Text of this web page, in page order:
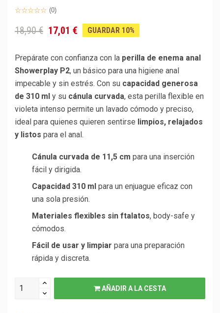
(0)
18,90 € 17,01 € GUARDAR 10%
Prepárate con confianza con la perilla de enema anal
Showerplay P2, un básico para una higiene anal
impecable y sin estrés. Con su capacidad generosa
de 310 ml y su cánula curvada, esta perilla flexible en
violeta intenso permite un lavado cómodo y preciso,
ideal para quienes quieren sentirse limpios, relajados
y listos para el anal.
Cánula curvada de 11,5 cm para una inserción
fácil y dirigida.
Capacidad 310 ml para un enjuague eficaz con
una sola presión.
Materiales flexibles sin ftalatos, body-safe y
cómodos.
Fácil de usar y limpiar para una preparación
rápida y discreta.
AÑADIR A LA CESTA